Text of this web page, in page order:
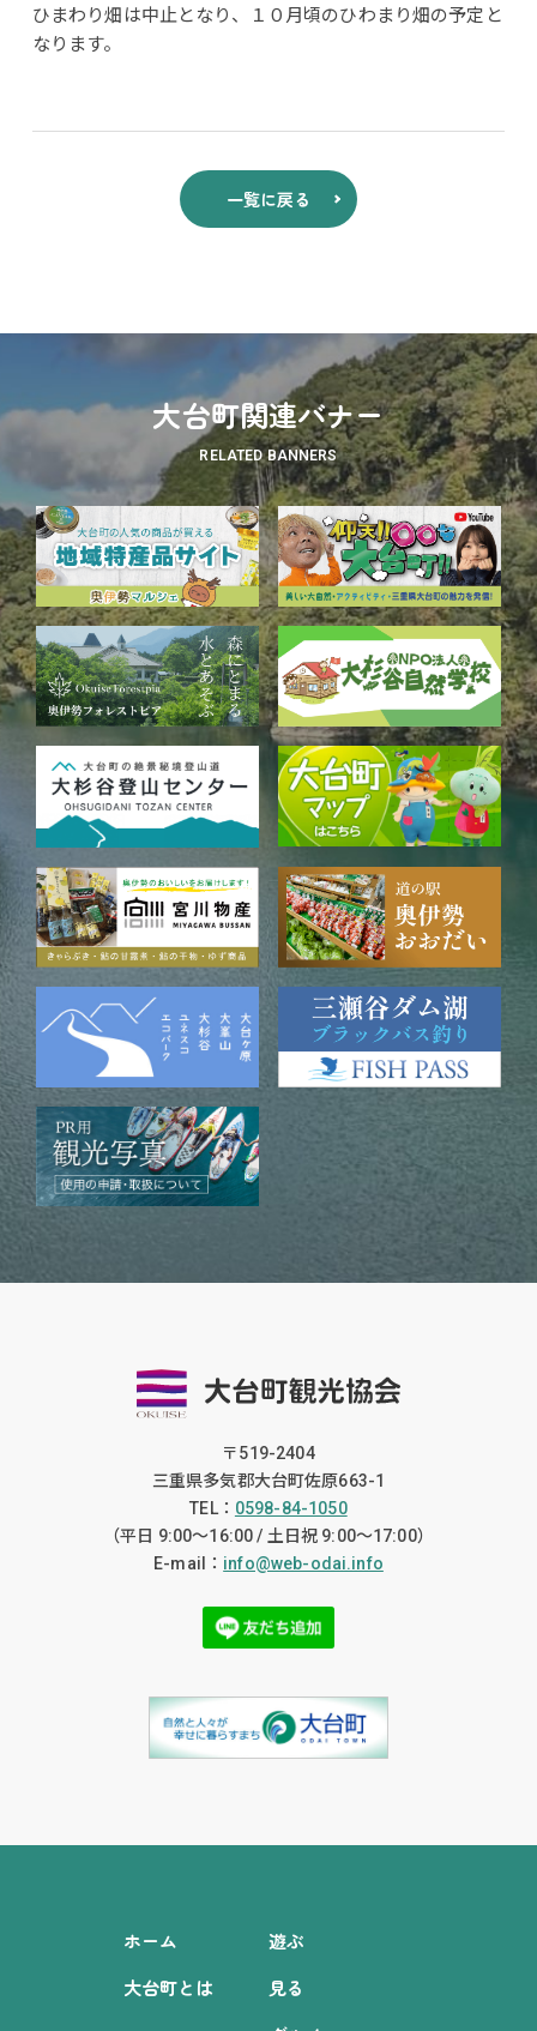
ひまわり畑は中止となり、１０月頃のひわまり畑の予定と
なります。
一覧に戻る
大台町関連バナー
RELATED BANNERS
〒519-2404
三重県多気郡大台町佐原663-1
TEL： 0598-84-1050
（平日 9:00〜16:00 / 土日祝 9:00〜17:00）
E-mail： info@web-odai.info
ホーム
大台町とは
遊ぶ
見る